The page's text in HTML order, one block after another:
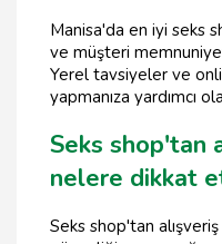
Manisa'da en iyi seks
ve müşteri
Yerel tavsiyeler ve
yapmanıza yardımcı
Seks shop'tan
nelere dikkat
Seks shop'tan